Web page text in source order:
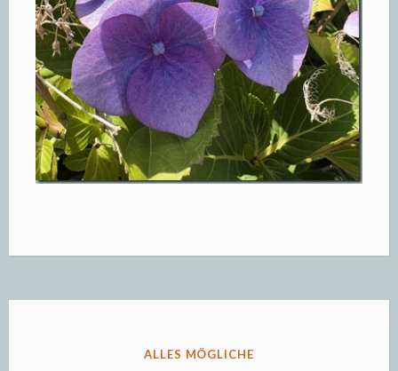
VERÖFFENTLICHT
ALLES MÖGLICHE